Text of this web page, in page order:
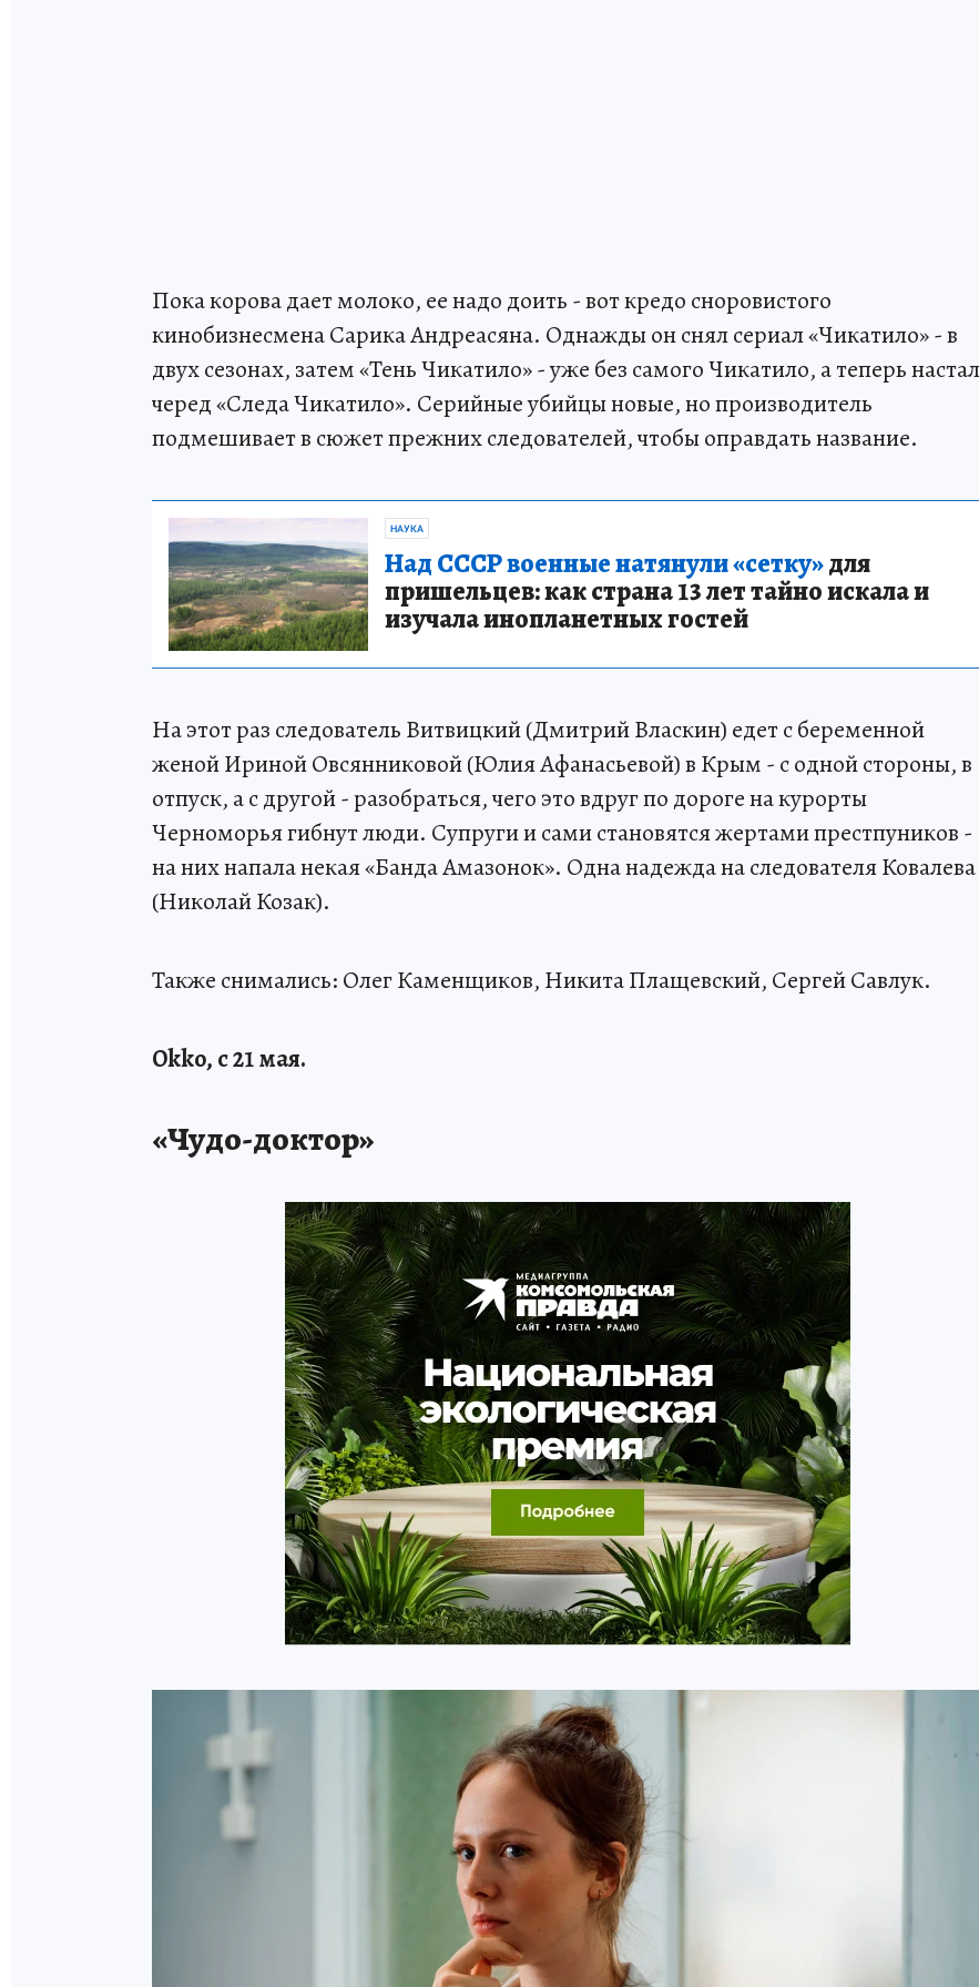
Пока корова дает молоко, ее надо доить - вот кредо сноровистого
кинобизнесмена Сарика Андреасяна. Однажды он снял сериал «Чикатило» - в
двух сезонах, затем «Тень Чикатило» - уже без самого Чикатило, а теперь настал
черед «Следа Чикатило». Серийные убийцы новые, но производитель
подмешивает в сюжет прежних следователей, чтобы оправдать название.
НАУКА
Над СССР военные натянули «сетку»для
пришельцев: как страна 13 лет тайно искала и
изучала инопланетных гостей
На этот раз следователь Витвицкий (Дмитрий Власкин) едет с беременной
женой Ириной Овсянниковой (Юлия Афанасьевой) в Крым - с одной стороны, в
отпуск, а с другой - разобраться, чего это вдруг по дороге на курорты
Черноморья гибнут люди. Супруги и сами становятся жертами престпуников -
на них напала некая «Банда Амазонок». Одна надежда на следователя Ковалева
(Николай Козак).
Также снимались: Олег Каменщиков, Никита Плащевский, Сергей Савлук.
Okko, с 21 мая.
«Чудо-доктор»